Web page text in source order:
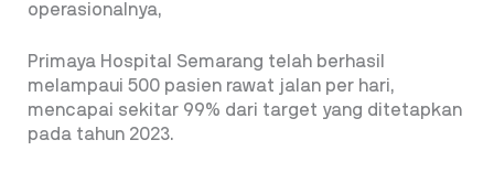
operasionalnya,
Primaya Hospital Semarang telah berhasil
melampaui 500 pasien rawat jalan per hari,
mencapai sekitar 99% dari target yang ditetapkan
pada tahun 2023.